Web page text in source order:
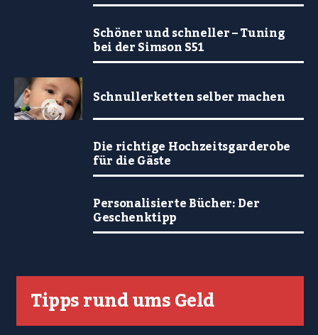
Schöner und schneller – Tuning
bei der Simson S51
Schnullerketten selber machen
Die richtige Hochzeitsgarderobe
für die Gäste
Personalisierte Bücher: Der
Geschenktipp
Tipps rund ums Geld